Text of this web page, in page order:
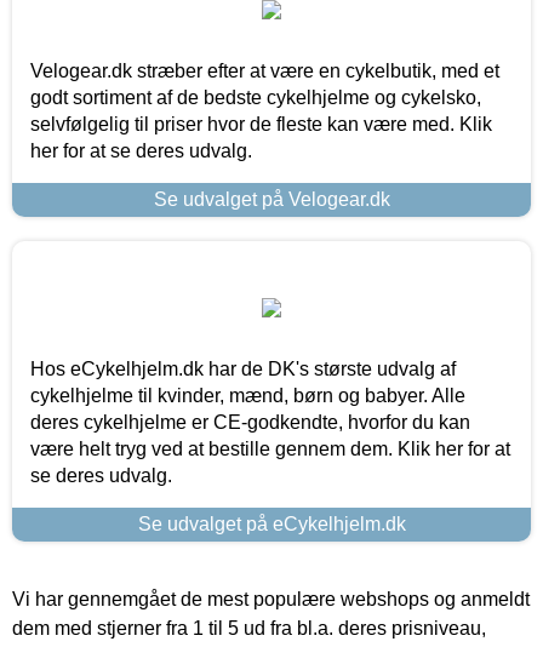
Velogear.dk stræber efter at være en cykelbutik, med et
godt sortiment af de bedste cykelhjelme og cykelsko,
selvfølgelig til priser hvor de fleste kan være med. Klik
her for at se deres udvalg.
Se udvalget på Velogear.dk
Hos eCykelhjelm.dk har de DK's største udvalg af
cykelhjelme til kvinder, mænd, børn og babyer. Alle
deres cykelhjelme er CE-godkendte, hvorfor du kan
være helt tryg ved at bestille gennem dem. Klik her for at
se deres udvalg.
Se udvalget på eCykelhjelm.dk
Vi har gennemgået de mest populære webshops og anmeldt
dem med stjerner fra 1 til 5 ud fra bl.a. deres prisniveau,